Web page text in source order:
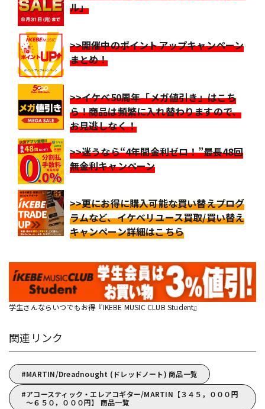
ル」
>>開催中のポイントアップキャンペーン
まとめ！
>>イケベ50周年「メガ値引き」はこち
ら！商品は頻繁に入れ替わりますので、
お見逃しなく！
>>迷うなら“4年間金利ゼロ！”最長48回
無金利キャンペーン
>>更にお得に購入可能な買い替えプログ
ラムなど、イケベリユース買取/買い替え
キャンペーン詳細はこちら
学生さんならいつでもお得『IKEBE MUSIC CLUB Student』
関連リンク
MARTIN/Dreadnought (ドレッドノート) 商品一覧
アコースティック・エレアコギター/MARTIN【３４５，０００円
～６５０，０００円】 商品一覧